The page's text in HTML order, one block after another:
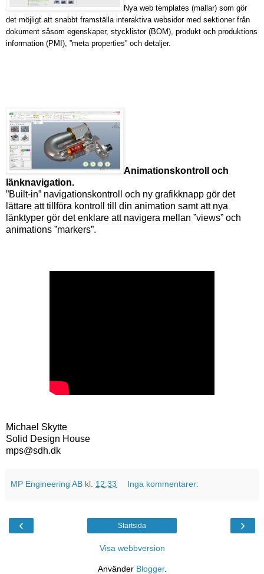
Nya web templates (mallar) som gör
det möjligt att snabbt framställa interaktiva websidor med sektioner från
dokument såsom egenskaper, stycklistor (BOM), produkt och produktions
information (PMI), ”meta properties” och detaljer.
Animationskontroll och
länknavigation.
”Built-in” navigationskontroll och ny grafikknapp gör det
lättare att tillföra kontroll till din animation samt att nya
länktyper gör det enklare att navigera mellan ”views” och
animations ”markers”.
Michael Skytte
Solid Design House
mps@sdh.dk
MP Engineering AB kl. 12:33 Inga kommentarer:
‹ ›
Startsida
Visa webbversion
Använder Blogger.